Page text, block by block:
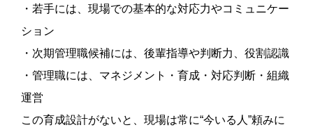
・若手には、現場での基本的な対応力やコミュニケー
ション
・次期管理職候補には、後輩指導や判断力、役割認識
・管理職には、マネジメント・育成・対応判断・組織
運営
この育成設計がないと、現場は常に“今いる人”頼みに